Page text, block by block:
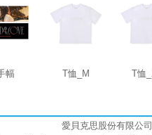
幅 T恤_M T恤
愛貝克思股份有限